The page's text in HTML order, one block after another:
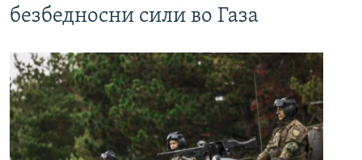
безбедносни сили во Газа